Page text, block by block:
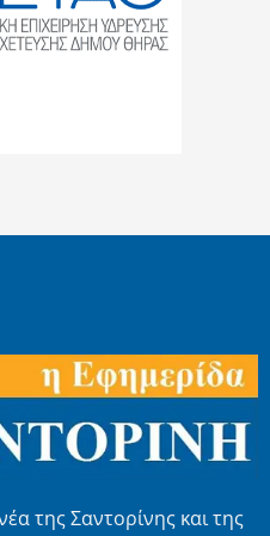
της Σαντορίνης και της